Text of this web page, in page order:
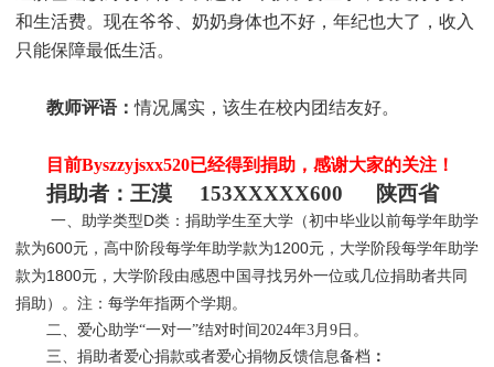
和生活费。现在爷爷、奶奶身体也不好，年纪也大了，收入
只能保障最低生活。
教师评语：情况属实，该生在校内团结友好。
目前Byszzyjsxx520已经得到捐助，感谢大家的关注！
捐助者： 王漠 153XXXXX600 陕西省
一、助学类型D类：捐助学生至大学（初中毕业以前每学年助学
款为600元，高中阶段每学年助学款为1200元，大学阶段每学年助学
款为1800元，大学阶段由感恩中国寻找另外一位或几位捐助者共同
捐助）。注：每学年指两个学期。
二、爱心助学“一对一”结对时间2024年3月9日。
三、捐助者爱心捐款或者爱心捐物反馈信息备档 ：